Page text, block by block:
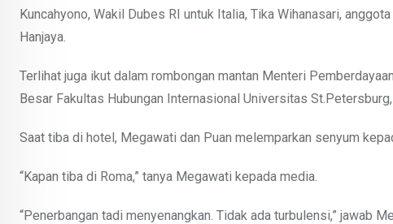
Kuncahyono, Wakil Dubes RI untuk Italia, Tika Wihanasari,
Hanjaya.
Terlihat juga ikut dalam rombongan mantan Menteri
Besar Fakultas Hubungan Internasional Universitas
Saat tiba di hotel, Megawati dan Puan melemparkan senyum
“Kapan tiba di Roma,” tanya Megawati kepada media.
“Penerbangan tadi menyenangkan. Tidak ada turbulensi,” jawab